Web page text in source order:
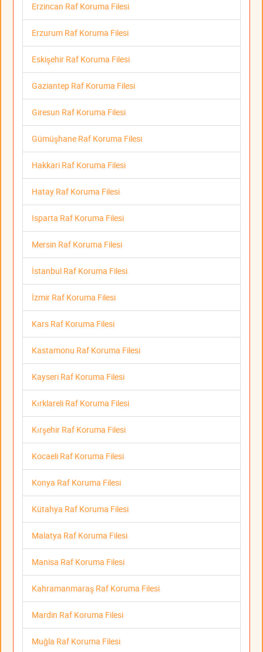
Erzincan Raf Koruma Filesi
Erzurum Raf Koruma Filesi
Eskişehir Raf Koruma Filesi
Gaziantep Raf Koruma Filesi
Giresun Raf Koruma Filesi
Gümüşhane Raf Koruma Filesi
Hakkari Raf Koruma Filesi
Hatay Raf Koruma Filesi
Isparta Raf Koruma Filesi
Mersin Raf Koruma Filesi
İstanbul Raf Koruma Filesi
İzmir Raf Koruma Filesi
Kars Raf Koruma Filesi
Kastamonu Raf Koruma Filesi
Kayseri Raf Koruma Filesi
Kırklareli Raf Koruma Filesi
Kırşehir Raf Koruma Filesi
Kocaeli Raf Koruma Filesi
Konya Raf Koruma Filesi
Kütahya Raf Koruma Filesi
Malatya Raf Koruma Filesi
Manisa Raf Koruma Filesi
Kahramanmaraş Raf Koruma Filesi
Mardin Raf Koruma Filesi
Muğla Raf Koruma Filesi